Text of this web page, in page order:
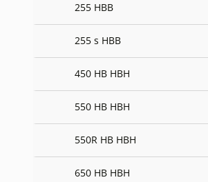
255 HBB
255 s HBB
450 HB HBH
550 HB HBH
550R HB HBH
650 HB HBH